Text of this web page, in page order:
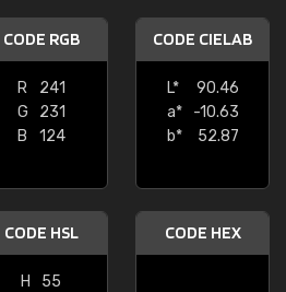
CODE RGB
R
241
G
231
B
124
CODE CIELAB
L*
90.46
a*
-10.63
b*
52.87
CODE HSL
H
55
CODE HEX